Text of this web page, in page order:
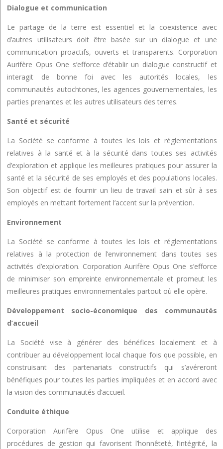
Dialogue et communication
Le partage de la terre est essentiel et la coexistence avec
d’autres utilisateurs doit être basée sur un dialogue et une
communication proactifs, ouverts et transparents. Corporation
Aurifère Opus One s’efforce d’établir un dialogue constructif et
interagit de bonne foi avec les autorités locales, les
communautés autochtones, les agences gouvernementales, les
parties prenantes et les autres utilisateurs des terres.
Santé et sécurité
La Société se conforme à toutes les lois et réglementations
relatives à la santé et à la sécurité dans toutes ses activités
d’exploration et applique les meilleures pratiques pour assurer la
santé et la sécurité de ses employés et des populations locales.
Son objectif est de fournir un lieu de travail sain et sûr à ses
employés en mettant fortement l’accent sur la prévention.
Environnement
La Société se conforme à toutes les lois et réglementations
relatives à la protection de l’environnement dans toutes ses
activités d’exploration. Corporation Aurifère Opus One s’efforce
de minimiser son empreinte environnementale et promeut les
meilleures pratiques environnementales partout où elle opère.
Développement socio-économique des communautés
d’accueil
La Société vise à générer des bénéfices localement et à
contribuer au développement local chaque fois que possible, en
construisant des partenariats constructifs qui s’avéreront
bénéfiques pour toutes les parties impliquées et en accord avec
la vision des communautés d’accueil.
Conduite éthique
Corporation Aurifère Opus One utilise et applique des
procédures de gestion qui favorisent l’honnêteté, l’intégrité, la